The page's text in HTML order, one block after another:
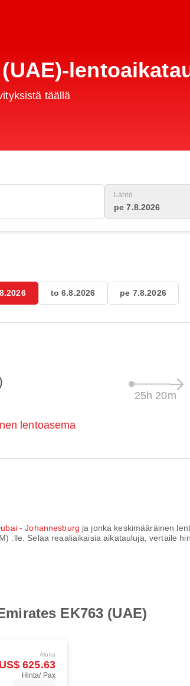
täällä
Lähtö
pe 7.8.2026
to 6.8.2026 pe 7.8.2026
lentoasema
25h 20m
- Johannesburg ja jonka keskimääräinen
:lle. Selaa reaaliaikaisia aikatauluja, vertaile
EK763 (UAE)
Aloita
US$ 625.63
Hinta/ Pax